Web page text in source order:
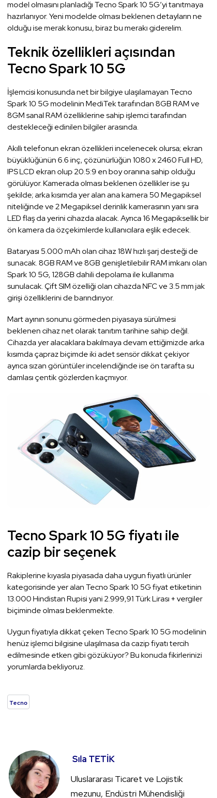
model olmasını planladığı Tecno Spark 10 5G’yi tanıtmaya
hazırlanıyor. Yeni modelde olması beklenen detayların ne
olduğu ise merak konusu, biraz bu merakı giderelim.
Teknik özellikleri açısından
Tecno Spark 10 5G
İşlemcisi konusunda net bir bilgiye ulaşılamayan Tecno
Spark 10 5G modelinin MediTek tarafından 8GB RAM ve
8GM sanal RAM özelliklerine sahip işlemci tarafından
destekleceği edinilen bilgiler arasında.
Akıllı telefonun ekran özellikleri incelenecek olursa; ekran
büyüklüğünün 6.6 inç, çözünürlüğün 1080 x 2460 Full HD,
IPS LCD ekran olup 20.5:9 en boy oranına sahip olduğu
görülüyor. Kamerada olması beklenen özellikler ise şu
şekilde; arka kısımda yer alan ana kamera 50 Megapiksel
niteliğinde ve 2 Megapiksel derinlik kamerasının yanı sıra
LED flaş da yerini cihazda alacak. Ayrıca 16 Megapiksellik bir
ön kamera da özçekimlerde kullanıcılara eşlik edecek.
Bataryası 5.000 mAh olan cihaz 18W hızlı şarj desteği de
sunacak. 8GB RAM ve 8GB genişletilebilir RAM imkanı olan
Spark 10 5G, 128GB dahili depolama ile kullanıma
sunulacak. Çift SIM özelliği olan cihazda NFC ve 3.5 mm jak
girişi özelliklerini de barındırıyor.
Mart ayının sonunu görmeden piyasaya sürülmesi
beklenen cihaz net olarak tanıtım tarihine sahip değil.
Cihazda yer alacaklara bakılmaya devam ettiğimizde arka
kısımda çapraz biçimde iki adet sensör dikkat çekiyor
ayrıca sızan görüntüler incelendiğinde ise ön tarafta su
damlası çentik gözlerden kaçmıyor.
Tecno Spark 10 5G fiyatı ile
cazip bir seçenek
Rakiplerine kıyasla piyasada daha uygun fiyatlı ürünler
kategorisinde yer alan Tecno Spark 10 5G fiyat etiketinin
13.000 Hindistan Rupisi yani 2.999,91 Türk Lirası + vergiler
biçiminde olması beklenmekte.
Uygun fiyatıyla dikkat çeken Tecno Spark 10 5G modelinin
henüz işlemci bilgisine ulaşılmasa da cazip fiyatı tercih
edilmesinde etken gibi gözüküyor? Bu konuda fikirlerinizi
yorumlarda bekliyoruz.
Tecno
Sıla TETİK
Uluslararası Ticaret ve Lojistik
mezunu, Endüstri Mühendisliği